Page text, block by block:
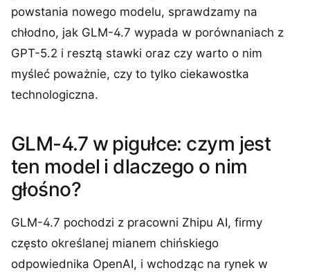
powstania nowego modelu, sprawdzamy na
chłodno, jak GLM-4.7 wypada w porównaniach z
GPT-5.2 i resztą stawki oraz czy warto o nim
myśleć poważnie, czy to tylko ciekawostka
technologiczna.
GLM-4.7 w pigułce: czym jest
ten model i dlaczego o nim
głośno?
GLM-4.7 pochodzi z pracowni Zhipu AI, firmy
często określanej mianem chińskiego
odpowiednika OpenAI, i wchodząc na rynek w